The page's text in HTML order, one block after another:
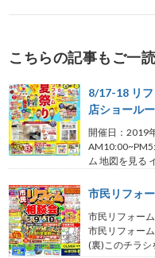
こちらの記事もご一
8/17-18 リ
店ショール
開催日：2019
ム 地図を見る
市民リフォ
市民リフォー
市民リフォー
(裏)このチラ